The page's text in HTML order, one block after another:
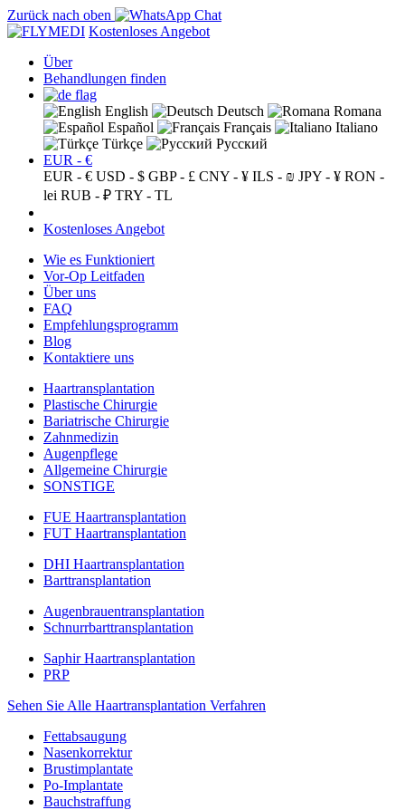
Zurück nach oben
Kostenloses Angebot
Über
Behandlungen finden
English Deutsch
Romana
Español
Français
Italiano
Türkçe
Русский
EUR - €
EUR - € USD - $ GBP - £ CNY - ¥ ILS - ₪ JPY - ¥ RON -
lei RUB - ₽ TRY - TL
Kostenloses Angebot
Wie es Funktioniert
Vor-Op Leitfaden
Über uns
FAQ
Empfehlungsprogramm
Blog
Kontaktiere uns
Haartransplantation
Plastische Chirurgie
Bariatrische Chirurgie
Zahnmedizin
Augenpflege
Allgemeine Chirurgie
SONSTIGE
FUE Haartransplantation
FUT Haartransplantation
DHI Haartransplantation
Barttransplantation
Augenbrauentransplantation
Schnurrbarttransplantation
Saphir Haartransplantation
PRP
Sehen Sie Alle Haartransplantation Verfahren
Fettabsaugung
Nasenkorrektur
Brustimplantate
Po-Implantate
Bauchstraffung